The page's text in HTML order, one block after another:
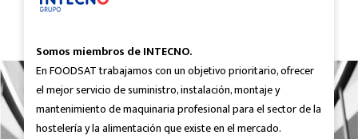
Somos miembros de INTECNO.
En FOODSAT trabajamos con un objetivo prioritario, ofrecer
el mejor servicio de suministro, instalación, montaje y
mantenimiento de maquinaria profesional para el sector de la
hostelería y la alimentación que existe en el mercado.